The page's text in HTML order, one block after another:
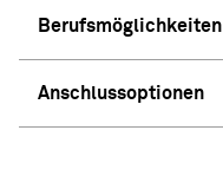
Berufsmöglichkeiten
Anschlussoptionen